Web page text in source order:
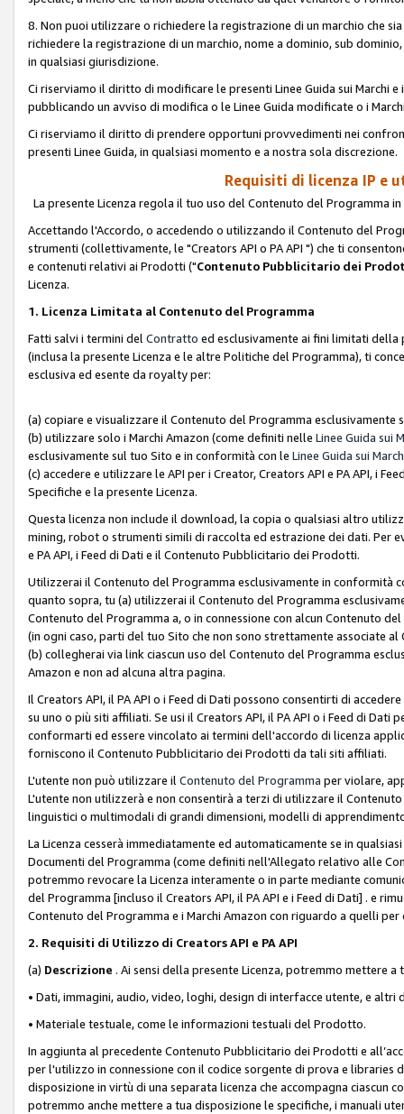
8. Non puoi utilizzare o richiedere la registrazione di un marchio che
richiedere la registrazione di un marchio, nome a dominio, sub
in qualsiasi giurisdizione.
Ci riserviamo il diritto di modificare le presenti Linee Guida sui Marchi
pubblicando un avviso di modifica o le Linee Guida modificate o i
Ci riserviamo il diritto di prendere opportuni provvedimenti nei
presenti Linee Guida, in qualsiasi momento e a nostra sola discrezione.
Requisiti di licenza IP e
La presente Licenza regola il tuo uso del Contenuto del Programma
Accettando l'Accordo, o accedendo o utilizzando il Contenuto del
strumenti (collettivamente, le "Creators API o PA API ") che ti
e contenuti relativi ai Prodotti ("Contenuto Pubblicitario dei
Licenza.
1. Licenza Limitata al Contenuto del Programma
Fatti salvi i termini del Contratto ed esclusivamente ai fini limitati
(inclusa la presente Licenza e le altre Politiche del Programma), ti
esclusiva ed esente da royalty per:
(a) copiare e visualizzare il Contenuto del Programma esclusivamente
(b) utilizzare solo i Marchi Amazon (come definiti nelle Linee Guida sui
esclusivamente sul tuo Sito e in conformità con le Linee Guida sui March
(c) accedere e utilizzare le API per i Creator, Creators API e PA API, i
Specifiche e la presente Licenza.
Questa licenza non include il download, la copia o qualsiasi altro
mining, robot o strumenti simili di raccolta ed estrazione dei dati. Per
e PA API, i Feed di Dati e il Contenuto Pubblicitario dei Prodotti.
Utilizzerai il Contenuto del Programma esclusivamente in conformità
quanto sopra, tu (a) utilizzerai il Contenuto del Programma
Contenuto del Programma a, o in connessione con alcun Contenuto
(in ogni caso, parti del tuo Sito che non sono strettamente associate
(b) collegherai via link ciascun uso del Contenuto del Programma
Amazon e non ad alcuna altra pagina.
Il Creators API, il PA API o i Feed di Dati possono consentirti di
su uno o più siti affiliati. Se usi il Creators API, il PA API o i Feed di
conformarti ed essere vincolato ai termini dell'accordo di licenza
forniscono il Contenuto Pubblicitario dei Prodotti da tali siti affiliati.
L'utente non può utilizzare il Contenuto del Programma per violare,
L'utente non utilizzerà e non consentirà a terzi di utilizzare il
linguistici o multimodali di grandi dimensioni, modelli di
La Licenza cesserà immediatamente ed automaticamente se in
Documenti del Programma (come definiti nell'Allegato relativo alle
potremmo revocare la Licenza interamente o in parte mediante
del Programma [incluso il Creators API, il PA API e i Feed di Dati] . e
Contenuto del Programma e i Marchi Amazon con riguardo a quelli
2. Requisiti di Utilizzo di Creators API e PA API
(a) Descrizione . Ai sensi della presente Licenza, potremmo mettere
• Dati, immagini, audio, video, loghi, design di interfacce utente, e altri
• Materiale testuale, come le informazioni testuali del Prodotto.
In aggiunta al precedente Contenuto Pubblicitario dei Prodotti e
per l'utilizzo in connessione con il codice sorgente di prova e libraries
disposizione in virtù di una separata licenza che accompagna ciascun
potremmo anche mettere a tua disposizione le specifiche, i manuali